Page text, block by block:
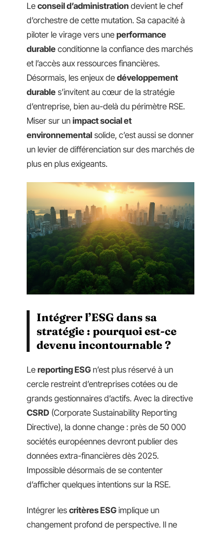
Le conseil d’administration devient le chef
d’orchestre de cette mutation. Sa capacité à
piloter le virage vers une performance
durable conditionne la confiance des marchés
et l’accès aux ressources financières.
Désormais, les enjeux de développement
durable s’invitent au cœur de la stratégie
d’entreprise, bien au-delà du périmètre RSE.
Miser sur un impact social et
environnemental solide, c’est aussi se donner
un levier de différenciation sur des marchés de
plus en plus exigeants.
Intégrer l’ESG dans sa
stratégie : pourquoi est-ce
devenu incontournable ?
Le reporting ESG n’est plus réservé à un
cercle restreint d’entreprises cotées ou de
grands gestionnaires d’actifs. Avec la directive
CSRD (Corporate Sustainability Reporting
Directive), la donne change : près de 50 000
sociétés européennes devront publier des
données extra-financières dès 2025.
Impossible désormais de se contenter
d’afficher quelques intentions sur la RSE.
Intégrer les critères ESG implique un
changement profond de perspective. Il ne